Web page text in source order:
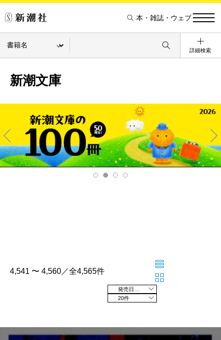
本・雑誌・ウェブ
詳細検索
新潮文庫
Pre
v
Ne
xt
4,541 〜 4,560／全4,565件
20件